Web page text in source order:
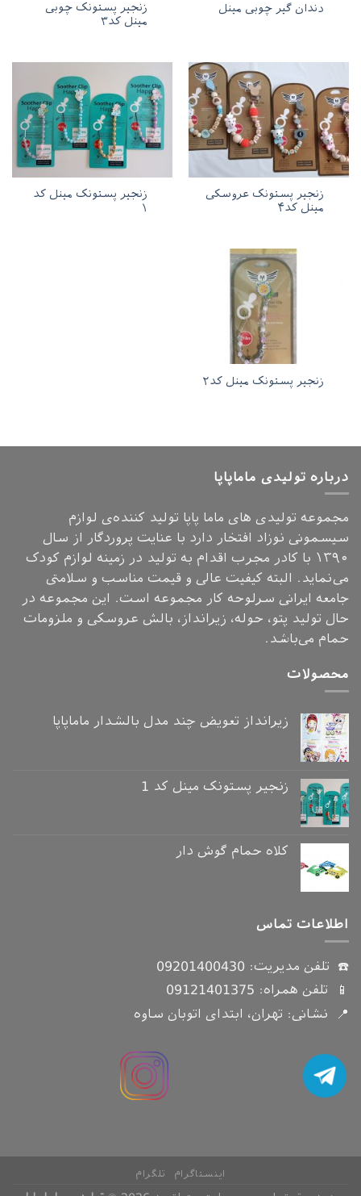
دندان گیر چوبی مینل
زنجیر پستونک چوبی
مینل کد۳
زنجیر پستونک عروسکی
مینل کد۴
زنجیر پستونک مینل کد
۱
زنجیر پستونک مینل کد۲
درباره تولیدی ماماپاپا
مجموعه تولیدی های ماما پاپا تولید کننده‌ی لوازم
سیسمونی نوزاد افتخار دارد با عنایت پروردگار از سال
۱۳۹۰ با کادر مجرب اقدام به تولید در زمینه لوازم کودک
می‌نماید. البته کیفیت عالی و قیمت مناسب و سلامتی
جامعه ایرانی سرلوحه کار مجموعه است. این مجموعه در
حال تولید پتو، حوله، زیرانداز، بالش عروسکی و ملزومات
حمام می‌باشد.
محصولات
زیرانداز تعویض چند مدل بالشدار ماماپاپا
زنجیر پستونک مینل کد 1
کلاه حمام گوش دار
اطلاعات تماس
☎️ تلفن مدیریت: 09201400430
📱 تلفن همراه: 09121401375
📍 نشانی: تهران، ابتدای اتوبان ساوه
اینستاگرام تلگرام